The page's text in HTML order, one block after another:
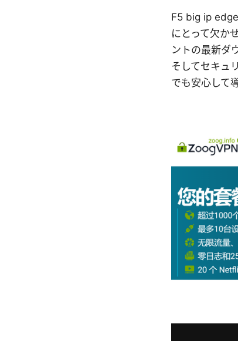
F5 big ip
にとって欠か
ントの最新ダ
そしてセキュ
でも安心して